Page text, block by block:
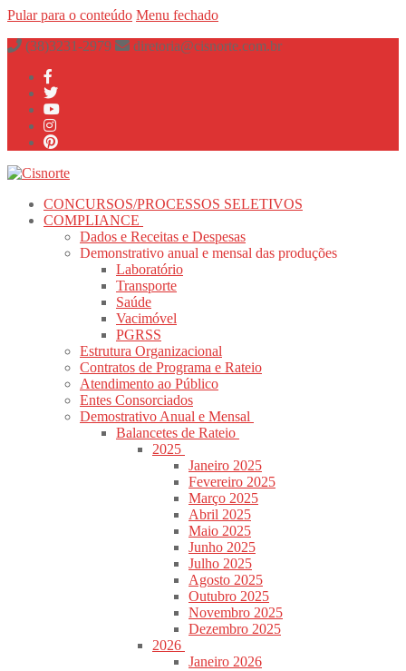
Pular para o conteúdo Menu fechado
(38)3231-2979
diretoria@cisnorte.com.br
CONCURSOS/PROCESSOS SELETIVOS
COMPLIANCE
Dados e Receitas e Despesas
Demonstrativo anual e mensal das produções
Laboratório
Transporte
Saúde
Vacimóvel
PGRSS
Estrutura Organizacional
Contratos de Programa e Rateio
Atendimento ao Público
Entes Consorciados
Demostrativo Anual e Mensal
Balancetes de Rateio
2025
Janeiro 2025
Fevereiro 2025
Março 2025
Abril 2025
Maio 2025
Junho 2025
Julho 2025
Agosto 2025
Outubro 2025
Novembro 2025
Dezembro 2025
2026
Janeiro 2026